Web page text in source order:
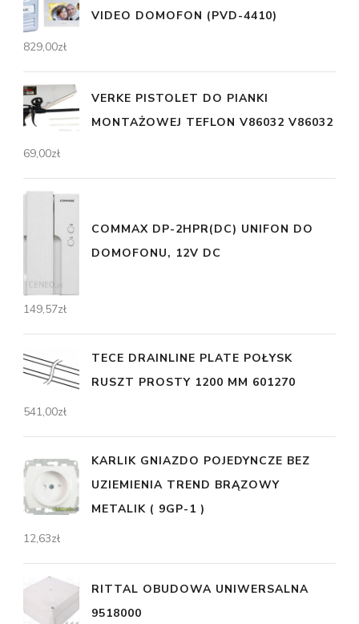
VIDEO DOMOFON (PVD-4410)
829,00zł
VERKE PISTOLET DO PIANKI
MONTAŻOWEJ TEFLON V86032 V86032
69,00zł
COMMAX DP-2HPR(DC) UNIFON DO
DOMOFONU, 12V DC
149,57zł
TECE DRAINLINE PLATE POŁYSK
RUSZT PROSTY 1200 MM 601270
541,00zł
KARLIK GNIAZDO POJEDYNCZE BEZ
UZIEMIENIA TREND BRĄZOWY
METALIK ( 9GP-1 )
12,63zł
RITTAL OBUDOWA UNIWERSALNA
9518000